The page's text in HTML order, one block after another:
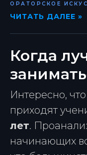
ОРАТОРСКОЕ
ЧИТАТЬ ДАЛЕЕ »
Когда
Интересно,
приходят
лет.
начинающих